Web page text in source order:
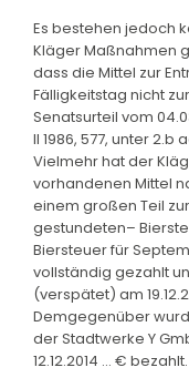
Es bestehen jedoch
Kläger Maßnahmen
dass die Mittel zur
Fälligkeitstag nicht
Senatsurteil vom
II 1986, 577, unter
Vielmehr hat der
vorhandenen Mittel
einem großen Teil
gestundeten–
Biersteuer für
vollständig gezahlt
(verspätet) am
Demgegenüber
der Stadtwerke Y
12.12.2014 … € bezahlt.